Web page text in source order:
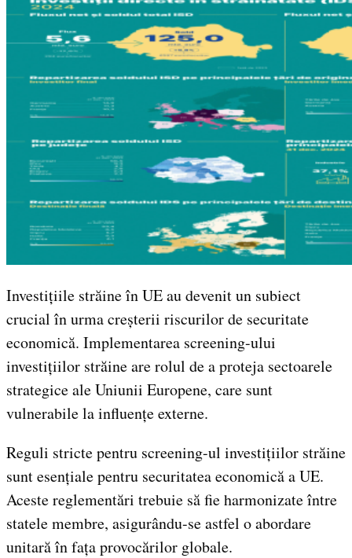
Investițiile străine în UE au devenit un subiect
crucial în urma creșterii riscurilor de securitate
economică. Implementarea screening-ului
investițiilor străine are rolul de a proteja sectoarele
strategice ale Uniunii Europene, care sunt
vulnerabile la influențe externe.
Reguli stricte pentru screening-ul investițiilor străine
sunt esențiale pentru securitatea economică a UE.
Aceste reglementări trebuie să fie harmonizate între
statele membre, asigurându-se astfel o abordare
unitară în fața provocărilor globale.